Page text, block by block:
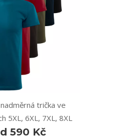
trička ve
5XL, 6XL, 7XL, 8XL
590 Kč